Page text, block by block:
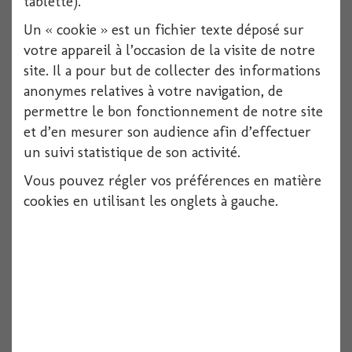
Voir
Un « cookie » est un fichier texte déposé sur
votre appareil à l’occasion de la visite de notre
site. Il a pour but de collecter des informations
anonymes relatives à votre navigation, de
permettre le bon fonctionnement de notre site
et d’en mesurer son audience afin d’effectuer
un suivi statistique de son activité.
Vous pouvez régler vos préférences en matière
cookies en utilisant les onglets à gauche.